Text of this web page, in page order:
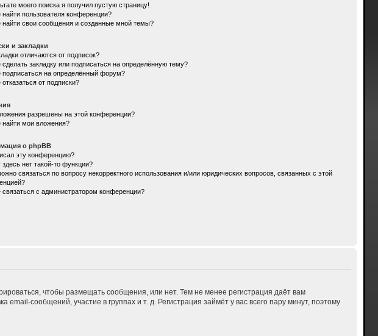
моего поиска я получил пустую страницу!
найти пользователя конференции?
найти свои сообщения и созданные мной темы?
и закладки
отличаются от подписок?
сделать закладку или подписаться на определённую тему?
подписаться на определённый форум?
отказаться от подписки?
разрешены на этой конференции?
найти мои вложения?
о phpBB
эту конференцию?
нет такой-то функции?
связаться по вопросу некорректного использования и/или юридических вопросов, связанных с этой
связаться с администратором конференции?
чтобы размещать сообщения, или нет. Тем не менее регистрация даёт вам
сообщений, участие в группах и т. д. Регистрация займёт у вас всего пару минут, поэтому